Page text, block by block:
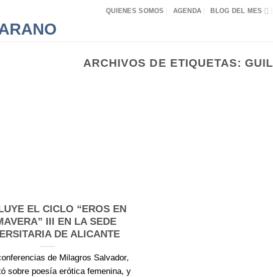
QUIENES SOMOS AGENDA BLOG DEL MES
ARCHIVOS DE ETIQUETAS:
EL CICLO “EROS EN
III EN LA SEDE
DE ALICANTE
de Milagros Salvador,
sobre poesía erótica femenina, y